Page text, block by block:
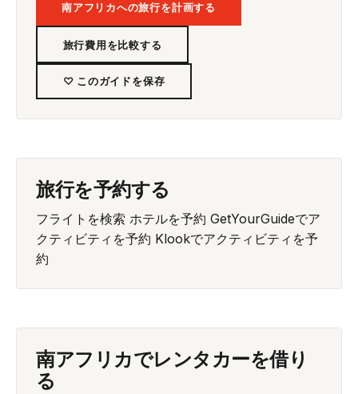
南アフリカへの旅行を計画する
旅行費用を比較する
♡ このガイドを保存
旅行を予約する
フライトを検索 ホテルを予約 GetYourGuideでア
クティビティを予約 Klookでアクティビティを予
約
南アフリカでレンタカーを借り
る